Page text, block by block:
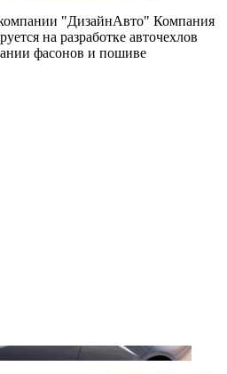
"ДизайнАвто" Компания
на разработке авточехлов
фасонов и пошиве